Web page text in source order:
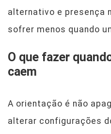
alternativo e presença
sofrer menos quando
O que fazer
caem
A orientação é não
alterar configurações